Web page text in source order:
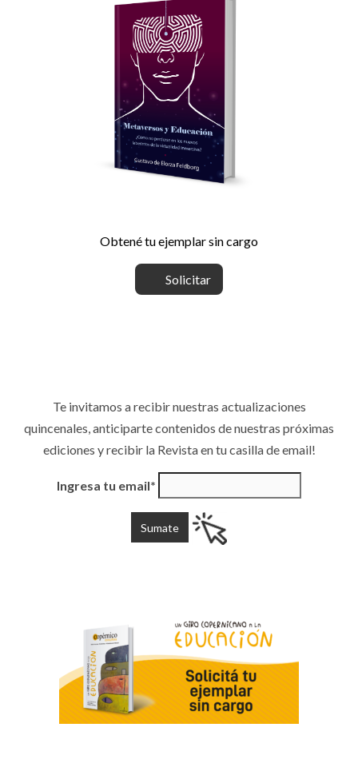
Obtené tu ejemplar sin cargo
Solicitar
Te invitamos a recibir nuestras actualizaciones
quincenales, anticiparte contenidos de nuestras próximas
ediciones y recibir la Revista en tu casilla de email!
Ingresa tu email*